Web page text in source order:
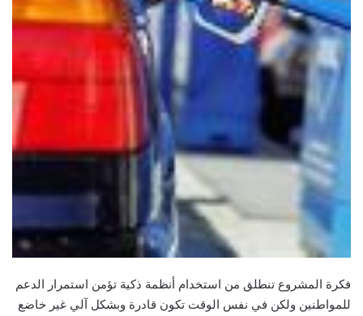
فكرة المشروع تنطلق من استخدام أنظمة ذكية تؤمن استمرار الدعم
للمواطنين ولكن في نفس الوقت تكون قادرة وبشكل آلي غير خاضع